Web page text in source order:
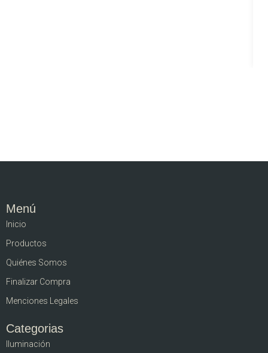
Menú
Inicio
Productos
Quiénes Somos
Finalizar Compra
Menciones Legales
Categorias
Iluminación